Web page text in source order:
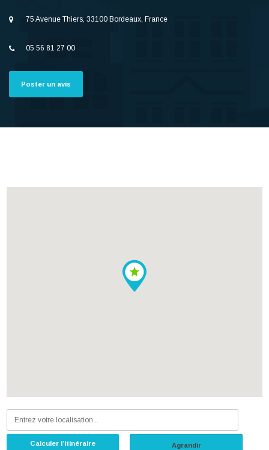
75 Avenue Thiers, 33100 Bordeaux, France
05 56 81 27 00
Poster un avis
Calculer l’itinéraire Agrandir